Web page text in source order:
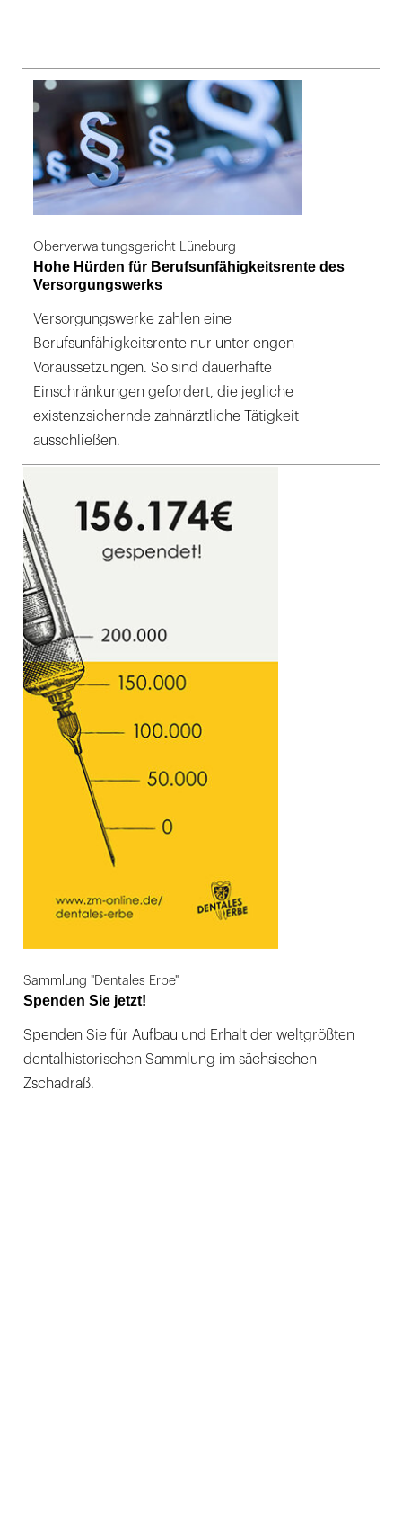
2007
sowie
zahlreiche
Sonderausstellungen,
die
jährlich
gut
90.000
Besuchende
anziehen.
Oberverwaltungsgericht Lüneburg
Hohe Hürden für Berufsunfähigkeitsrente des
Versorgungswerks
Versorgungswerke zahlen eine
Berufsunfähigkeitsrente nur unter engen
Voraussetzungen. So sind dauerhafte
Einschränkungen gefordert, die jegliche
existenzsichernde zahnärztliche Tätigkeit
ausschließen.
Sammlung "Dentales Erbe"
Spenden Sie jetzt!
Spenden Sie für Aufbau und Erhalt der weltgrößten
dentalhistorischen Sammlung im sächsischen
Zschadraß.